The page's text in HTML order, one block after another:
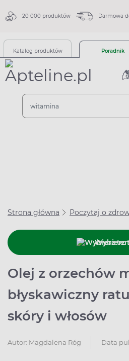
20 000 produktów Darmowa
Katalog produktów Poradnik
Strona główna Poczytaj o
Wybierz
Olej z orzechów
błyskawiczny
skóry i włosów
Autor: Magdalena Róg Data